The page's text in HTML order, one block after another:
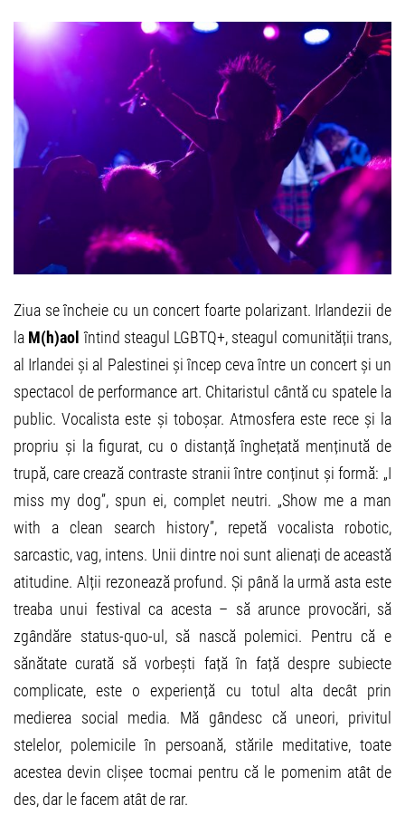
Ziua se încheie cu un concert foarte polarizant. Irlandezii de
la M(h)aol întind steagul LGBTQ+, steagul comunității trans,
al Irlandei și al Palestinei și încep ceva între un concert și un
spectacol de performance art. Chitaristul cântă cu spatele la
public. Vocalista este și toboșar. Atmosfera este rece și la
propriu și la figurat, cu o distanță înghețată menținută de
trupă, care crează contraste stranii între conținut și formă: „I
miss my dog”, spun ei, complet neutri. „Show me a man
with a clean search history”, repetă vocalista robotic,
sarcastic, vag, intens. Unii dintre noi sunt alienați de această
atitudine. Alții rezonează profund. Și până la urmă asta este
treaba unui festival ca acesta – să arunce provocări, să
zgândăre status-quo-ul, să nască polemici. Pentru că e
sănătate curată să vorbești față în față despre subiecte
complicate, este o experiență cu totul alta decât prin
medierea social media. Mă gândesc că uneori, privitul
stelelor, polemicile în persoană, stările meditative, toate
acestea devin clișee tocmai pentru că le pomenim atât de
des, dar le facem atât de rar.